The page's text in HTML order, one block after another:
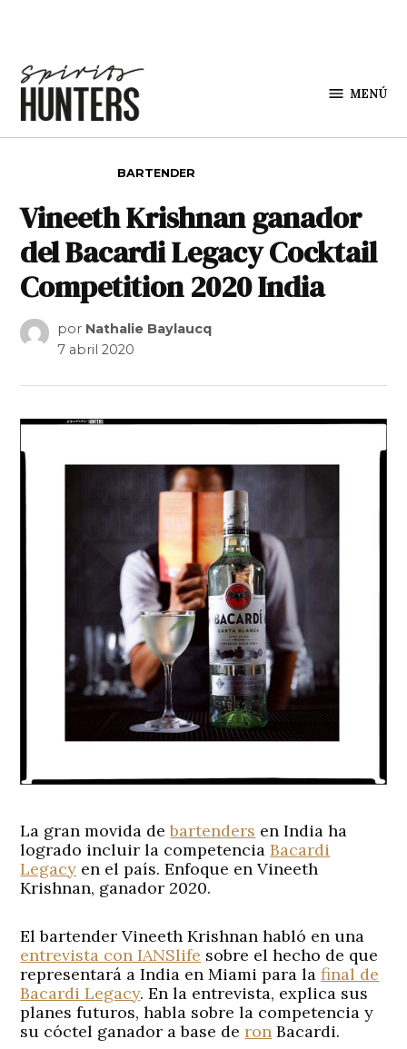
MENÚ
BARTENDER
Vineeth Krishnan ganador
del Bacardi Legacy Cocktail
Competition 2020 India
por Nathalie Baylaucq
7 abril 2020
La gran movida debartenders en India ha
logrado incluir la competenciaBacardi
Legacy en el país. Enfoque en Vineeth
Krishnan, ganador 2020.
El bartender Vineeth Krishnan habló en una
entrevista con IANSlife sobre el hecho de que
representará a India en Miami para lafinal de
Bacardi Legacy. En la entrevista, explica sus
planes futuros, habla sobre la competencia y
su cóctel ganador a base deron Bacardi.